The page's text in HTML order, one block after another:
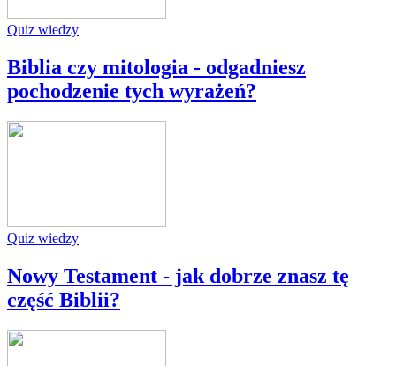
Quiz wiedzy
Biblia czy mitologia - odgadniesz
pochodzenie tych wyrażeń?
Quiz wiedzy
Nowy Testament - jak dobrze znasz tę
część Biblii?